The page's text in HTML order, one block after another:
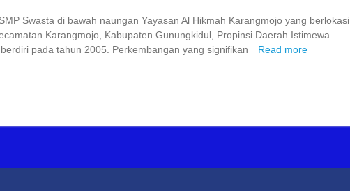
Swasta di bawah naungan Yayasan Al Hikmah Karangmojo yang berlokasi
Karangmojo, Kabupaten Gunungkidul, Propinsi Daerah Istimewa
pada tahun 2005. Perkembangan yang signifikan
Read more